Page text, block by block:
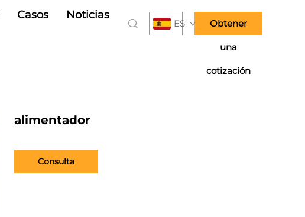
Casos
Noticias
ES Obtener
una
cotización
alimentador
Consulta